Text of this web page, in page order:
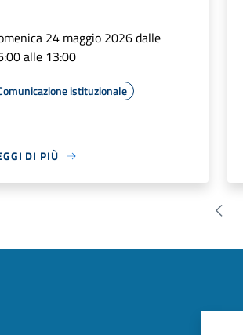
24 maggio 2026 dalle
alle 13:00
istituzionale
DI PIÙ